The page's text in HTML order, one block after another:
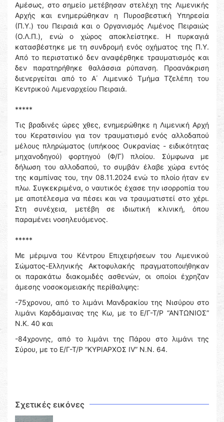
Αμέσως, στο σημείο μετέβησαν στελέχη της Λιμενικής
Αρχής και ενημερώθηκαν η Πυροσβεστική Υπηρεσία
(Π.Υ.) του Πειραιά και ο Οργανισμός Λιμένος Πειραιώς
(Ο.Λ.Π.), ενώ ο χώρος αποκλείστηκε. Η πυρκαγιά
κατασβέστηκε με τη συνδρομή ενός οχήματος της Π.Υ.
Από το περιστατικό δεν αναφέρθηκε τραυματισμός και
δεν παρατηρήθηκε θαλάσσια ρύπανση. Προανάκριση
διενεργείται από το Α΄ Λιμενικό Τμήμα Τζελέπη του
Κεντρικού Λιμεναρχείου Πειραιά.
*****
Τις βραδινές ώρες χθες, ενημερώθηκε η Λιμενική Αρχή
του Κερατσινίου για τον τραυματισμό ενός αλλοδαπού
μέλους πληρώματος (υπήκοος Ουκρανίας - ειδικότητας
μηχανοδηγού) φορτηγού (Φ/Γ) πλοίου. Σύμφωνα με
δήλωση του αλλοδαπού, το συμβάν έλαβε χώρα εντός
της καμπίνας του, την 08.11.2024 ενώ το πλοίο ήταν εν
πλω. Συγκεκριμένα, ο ναυτικός έχασε την ισορροπία του
με αποτέλεσμα να πέσει και να τραυματιστεί στο χέρι.
Στη συνέχεια, μετέβη σε ιδιωτική κλινική, όπου
παραμένει νοσηλευόμενος.
*****
Με μέριμνα του Κέντρου Επιχειρήσεων του Λιμενικού
Σώματος-Ελληνικής Ακτοφυλακής πραγματοποιήθηκαν
οι παρακάτω διακομιδές ασθενών, οι οποίοι έχρηζαν
άμεσης νοσοκομειακής περίθαλψης:
-75χρονου, από το λιμάνι Μανδρακίου της Νισύρου στο
λιμάνι Καρδάμαινας της Κω, με το Ε/Γ-Τ/Ρ “ΑΝΤΩΝΙΟΣ”
Ν.Κ. 40 και
-84χρονης, από το λιμάνι της Πάρου στο λιμάνι της
Σύρου, με το Ε/Γ-Τ/Ρ “ΚΥΡΙΑΡΧΟΣ ΙV” Ν.Ν. 64.
Σχετικές εικόνες